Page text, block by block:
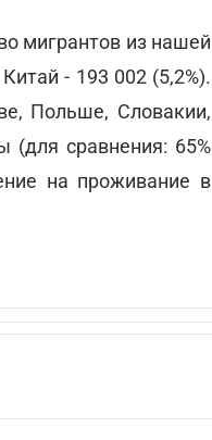
мигрантов из нашей
- 193 002 (5,2%).
Польше, Словакии,
(для сравнения: 65%
на проживание в